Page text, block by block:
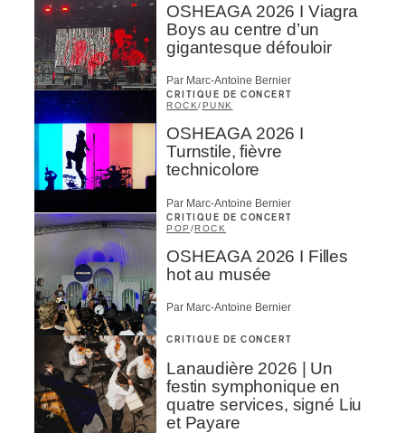
OSHEAGA 2026 I Viagra
Boys au centre d’un
gigantesque défouloir
Par Marc-Antoine Bernier
CRITIQUE DE CONCERT
ROCK/ PUNK
OSHEAGA 2026 I
Turnstile, fièvre
technicolore
Par Marc-Antoine Bernier
CRITIQUE DE CONCERT
POP /ROCK
OSHEAGA 2026 I Filles
hot au musée
Par Marc-Antoine Bernier
CRITIQUE DE CONCERT
Lanaudière 2026 | Un
festin symphonique en
quatre services, signé Liu
et Payare